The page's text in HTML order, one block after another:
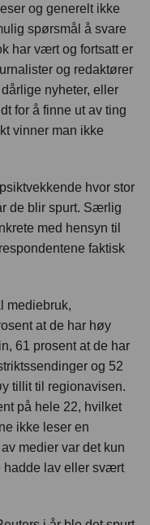
og generelt ikke
spørsmål å svare
har vært og fortsatt er
og redaktører
nyheter, eller
for å finne ut av ting
vinner man ikke
hvor stor
de blir spurt. Særlig
med hensyn til
faktisk
mediebruk,
at de har høy
61 prosent at de har
og 52
tillit til regionavisen.
på hele 22, hvilket
ikke leser en
medier var det kun
hadde lav eller svært